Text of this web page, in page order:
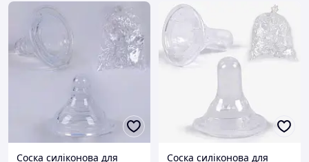
Соска силіконова для
Соска силіконова для